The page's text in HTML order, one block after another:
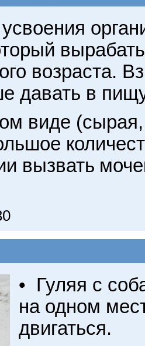
возраста. В
давать в
виде (сырая,
вызвать
• Гуляя с
на одном
двигаться.